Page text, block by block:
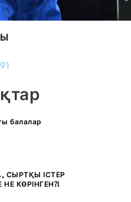
балалар
СЫРТҚЫ ІСТЕР
НЕ КӨРІНГЕН?!